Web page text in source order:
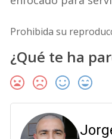
Prohibida su
¿Qué te ha